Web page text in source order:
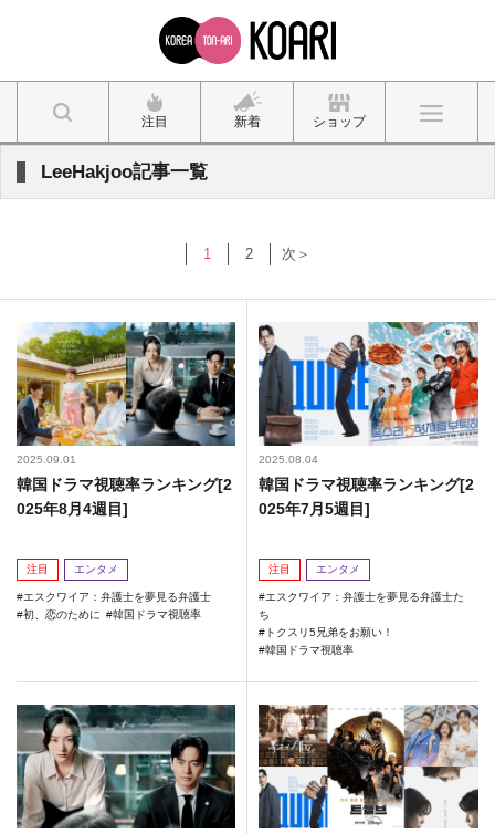
注目 新着 ショップ
LeeHakjoo記事一覧
1 2 次＞
2025.09.01
韓国ドラマ視聴率ランキング[2
025年8月4週目]
注目 エンタメ
エスクワイア：弁護士を夢見る弁護士
初、恋のために
韓国ドラマ視聴率
2025.08.04
韓国ドラマ視聴率ランキング[2
025年7月5週目]
注目 エンタメ
エスクワイア：弁護士を夢見る弁護士た
ち
トクスリ5兄弟をお願い！
韓国ドラマ視聴率